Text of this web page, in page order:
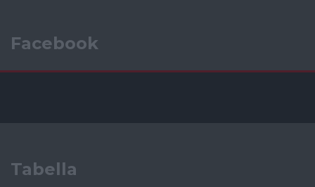
Facebook
Tabella